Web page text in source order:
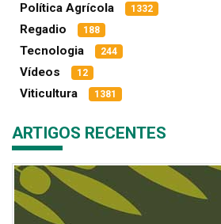
Política Agrícola 1332
Regadio 188
Tecnologia 244
Vídeos 12
Viticultura 1381
ARTIGOS RECENTES